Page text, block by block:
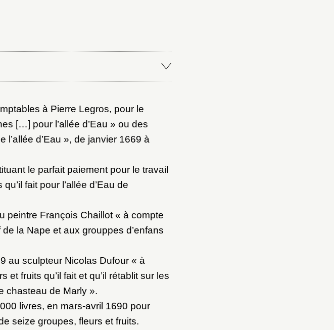
à Pierre Legros, pour le
[…] pour l’allée d’Eau » ou des
d’Eau », de janvier 1669 à
le parfait paiement pour le travail
fait pour l’allée d’Eau de
peintre François Chaillot « à compte
la Nape et aux grouppes d’enfans
au sculpteur Nicolas Dufour « à
et fruits qu’il fait et qu’il rétablit sur les
chasteau de Marly ».
livres, en mars-avril 1690 pour
seize groupes, fleurs et fruits.
oublié votre mot de passe ?Cliquez ici